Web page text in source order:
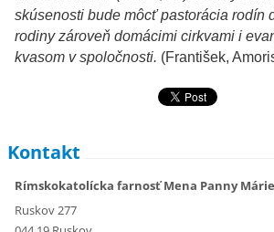
skúsenosti bude môcť pastorácia rodín
rodiny zároveň domácimi cirkvami i
kvasom v spoločnosti. (František,
Kontakt
Rímskokatolícka farnosť Mena Panny Márie
Ruskov 277